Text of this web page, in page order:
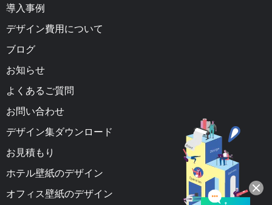
導入事例
デザイン費用について
ブログ
お知らせ
よくあるご質問
お問い合わせ
デザイン集ダウンロード
お見積もり
ホテル壁紙のデザイン
オフィス壁紙のデザイン